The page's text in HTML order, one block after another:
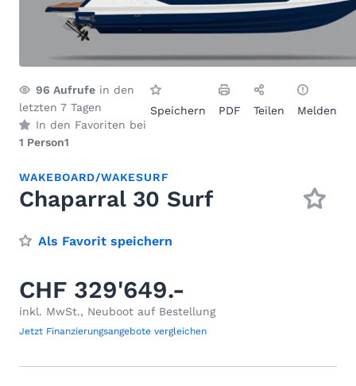
96 Aufrufe in den
letzten 7 Tagen
In den Favoriten bei
1 Person1
Speichern PDF Teilen Melden
WAKEBOARD/WAKESURF
Chaparral 30 Surf
Als Favorit speichern
CHF 329'649.-
inkl. MwSt., Neuboot auf Bestellung
Jetzt Finanzierungsangebote vergleichen